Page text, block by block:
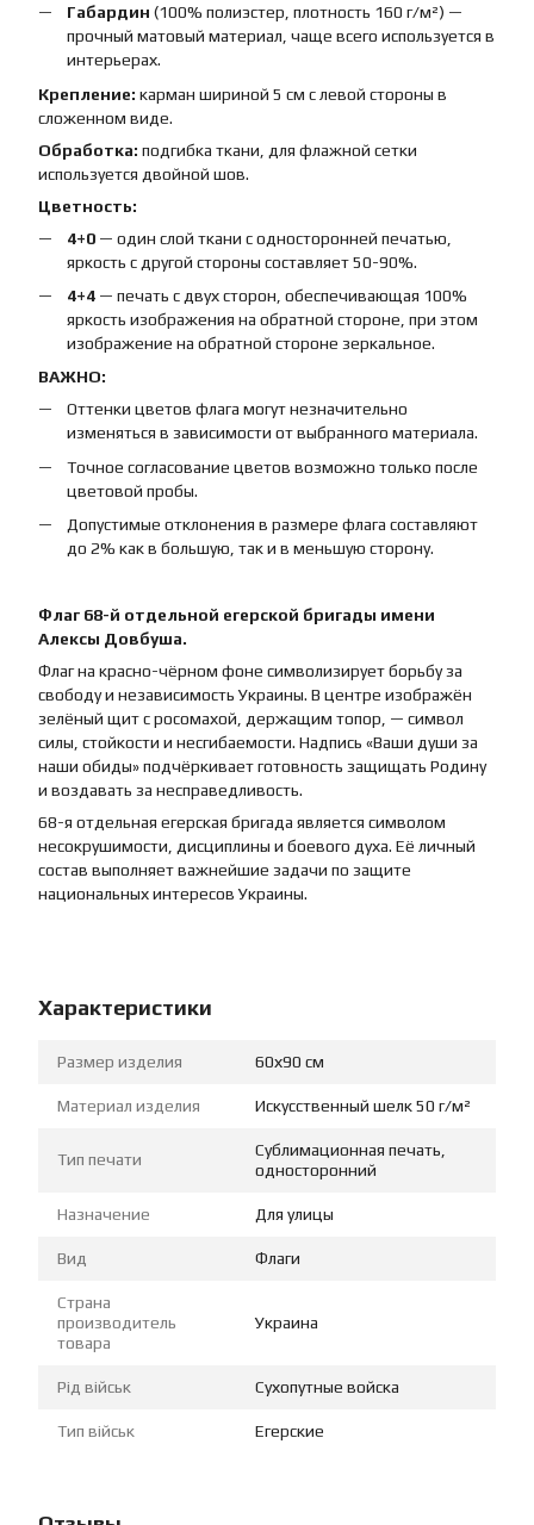
Габардин (100% полиэстер, плотность 160 г/м²) —
прочный матовый материал, чаще всего используется в
интерьерах.
Крепление: карман шириной 5 см с левой стороны в
сложенном виде.
Обработка: подгибка ткани, для флажной сетки
используется двойной шов.
Цветность:
4+0 — один слой ткани с односторонней печатью,
яркость с другой стороны составляет 50-90%.
4+4 — печать с двух сторон, обеспечивающая 100%
яркость изображения на обратной стороне, при этом
изображение на обратной стороне зеркальное.
ВАЖНО:
Оттенки цветов флага могут незначительно
изменяться в зависимости от выбранного материала.
Точное согласование цветов возможно только после
цветовой пробы.
Допустимые отклонения в размере флага составляют
до 2% как в большую, так и в меньшую сторону.
Флаг 68-й отдельной егерской бригады имени
Алексы Довбуша.
Флаг на красно-чёрном фоне символизирует борьбу за
свободу и независимость Украины. В центре изображён
зелёный щит с росомахой, держащим топор, — символ
силы, стойкости и несгибаемости. Надпись «Ваши души за
наши обиды» подчёркивает готовность защищать Родину
и воздавать за несправедливость.
68-я отдельная егерская бригада является символом
несокрушимости, дисциплины и боевого духа. Её личный
состав выполняет важнейшие задачи по защите
национальных интересов Украины.
Характеристики
Размер изделия 60х90 см
Материал изделия Искусственный шелк 50 г/м²
Тип печати
Сублимационная печать,
односторонний
Назначение Для улицы
Вид Флаги
Страна
производитель
товара
Украина
Рід військ Сухопутные войска
Тип військ Егерские